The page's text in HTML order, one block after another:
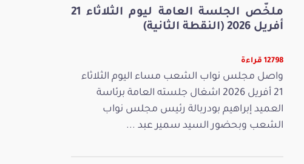
ملخّص الجلسة العامة ليوم الثلاثاء 21
أفريل 2026 (النقطة الثانية)
12798 قراءة
واصل مجلس نواب الشعب مساء اليوم الثلاثاء
21 أفريل 2026 اشغال جلسته العامة برئاسة
العميد إبراهيم بودربالة رئيس مجلس نواب
الشعب وبحضور السيد سمير عبد ...